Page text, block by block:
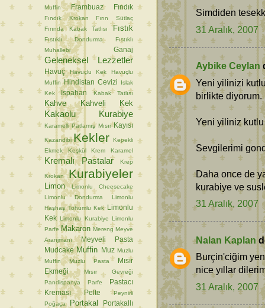
Simdiden
31 Aralık, 2007
Aybike Ceylan
Yeni yilinizi
birlikte diyorum.
Yeni yiliniz
Sevgilerimi
Daha once de
kurabiye ve
31 Aralık, 2007
Nalan Kaplan
Burçin'ciğim
nice yıllar
31 Aralık, 2007
Muffin
Frambuaz Fındık
Fındık Krokan
Fırın Sütlaç
Fırında Kabak Tatlısı
Fıstık
Fıstıklı Dondurma
Fıstıklı
Muhallebi
Ganaj
Geleneksel Lezzetler
Havuç Havuçlu Kek
Havuçlu
Muffin Hindistan Cevizi
Islak
Kek
Ispahan Kabak Tatlısı
Kahve Kahveli Kek
Kakaolu Kurabiye
Karamelli Patlamış Mısır Kayısı
Kazandibi Kekler Kepekli
Ekmek
Keşkül Krem Karamel
Kremalı Pastalar Krep
Krokan Kurabiyeler
Limon
Limonlu Cheesecake
Limonlu Dondurma
Limonlu
Haşhaş Tohumlu Kek
Limonlu
Kek Limonlu Kurabiye Limonlu
Parfe Makaron Mereng Meyve
Aranjmanı
Meyveli Pasta
Mudcake Muffin Muz Muzlu
Muffin
Muzlu Pasta
Mısır
Ekmeği
Mısır Gevreği
Pandispanya
Parfe
Pastacı
Kreması
Pelte
Peynirli
Poğaça
Portakal
Portakallı